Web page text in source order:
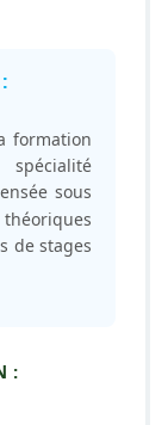
formation
sous
de stages
: